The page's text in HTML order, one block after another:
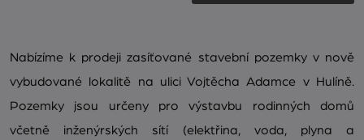
Nabízíme k prodeji zasíťované stavební pozemky v nově
vybudované lokalitě na ulici Vojtěcha Adamce v Hulíně.
Pozemky jsou určeny pro výstavbu rodinných domů
včetně inženýrských sítí (elektřina, voda, plyna a